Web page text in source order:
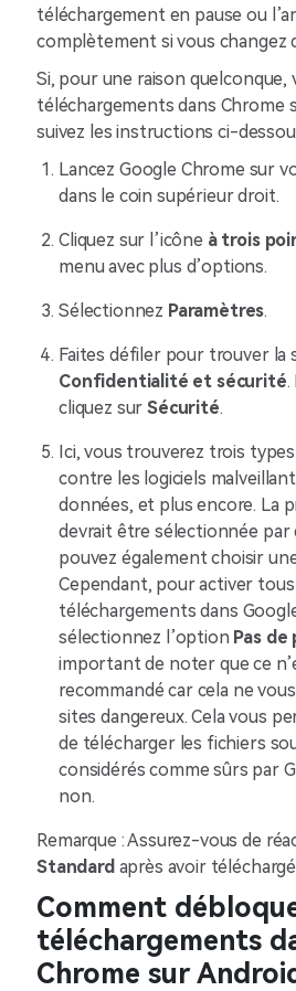
téléchargement en pause ou
complètement si vous changez
Si, pour une raison quelconque,
téléchargements dans Chrome
suivez les instructions ci-
Lancez Google Chrome sur
dans le coin supérieur droit.
Cliquez sur l’icône à trois
menu avec plus d’options.
Sélectionnez Paramètres.
Faites défiler pour trouver la
Confidentialité et sécurité.
cliquez surSécurité.
Ici, vous trouverez trois
contre les logiciels
données, et plus encore. La
devrait être sélectionnée par
pouvez également choisir
Cependant, pour activer tous
téléchargements dans
sélectionnez l’option Pas
important de noter que ce
recommandé car cela ne
sites dangereux. Cela vous
de télécharger les fichiers
considérés comme sûrs par
non.
Remarque : Assurez-vous de
Standard après avoir
Comment
téléchargements
Chrome sur